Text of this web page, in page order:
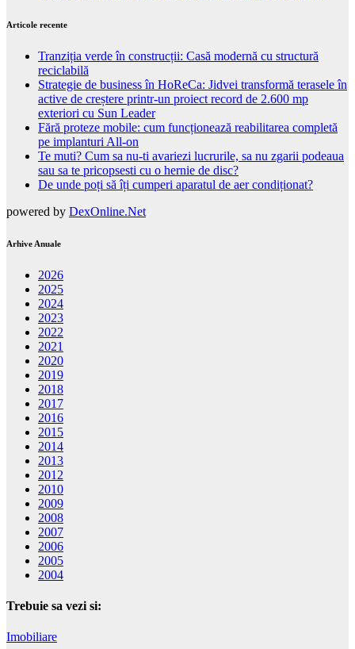
Articole recente
Tranziția verde în construcții: Casă modernă cu structură
reciclabilă
Strategie de business în HoReCa: Jidvei transformă terasele în
active de creștere printr-un proiect record de 2.600 mp
exteriori cu Sun Leader
Fără proteze mobile: cum funcționează reabilitarea completă
pe implanturi All-on
Te muti? Cum sa nu-ti avariezi lucrurile, sa nu zgarii podeaua
sau sa te pricopsesti cu o hernie de disc?
De unde poți să îți cumperi aparatul de aer condiționat?
powered by DexOnline.Net
Arhive Anuale
2026
2025
2024
2023
2022
2021
2020
2019
2018
2017
2016
2015
2014
2013
2012
2010
2009
2008
2007
2006
2005
2004
Trebuie sa vezi si:
Imobiliare